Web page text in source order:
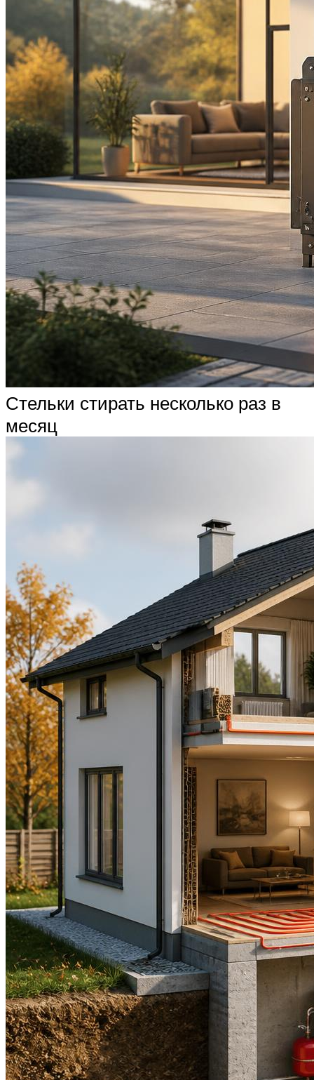
Стельки стирать несколько раз в
месяц